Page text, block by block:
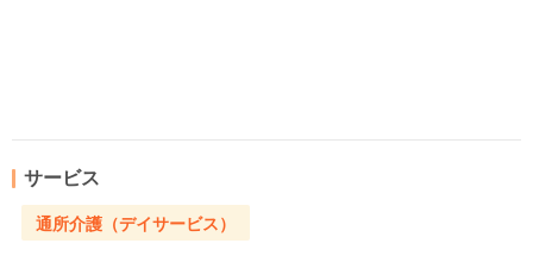
サービス
通所介護（デイサービス）